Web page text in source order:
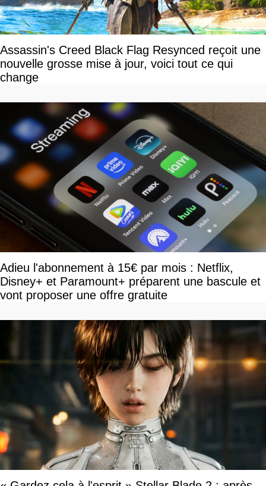
Assassin's Creed Black Flag Resynced reçoit une
nouvelle grosse mise à jour, voici tout ce qui
change
Adieu l'abonnement à 15€ par mois : Netflix,
Disney+ et Paramount+ préparent une bascule et
vont proposer une offre gratuite